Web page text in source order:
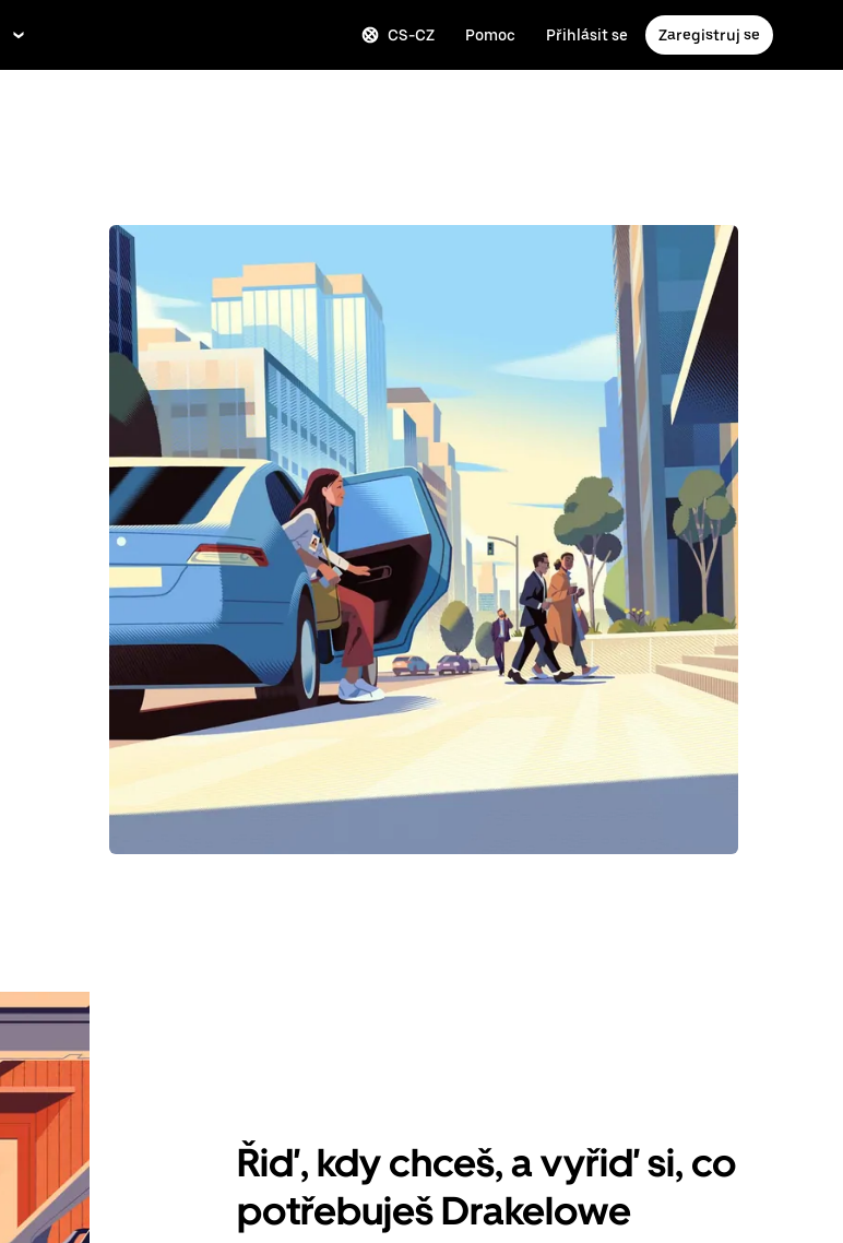
CS-CZ Pomoc Přihlásit se Zaregistruj se
Řiď, kdy chceš, a vyřiď si, co
potřebuješ Drakelowe